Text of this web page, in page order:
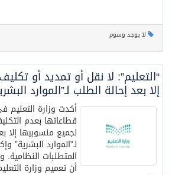
لا يوجد وسوم
“التعليم”: لا نقل أو تمديد أو
إلا بعد إحالة الطلب لـ”الموارد
أكدت وزارة التعليم
قطاعاتها بعدم
لجميع منسوبيها إلا
لـ”الموارد البشرية”
المتطلبات
أن تعميم وزارة